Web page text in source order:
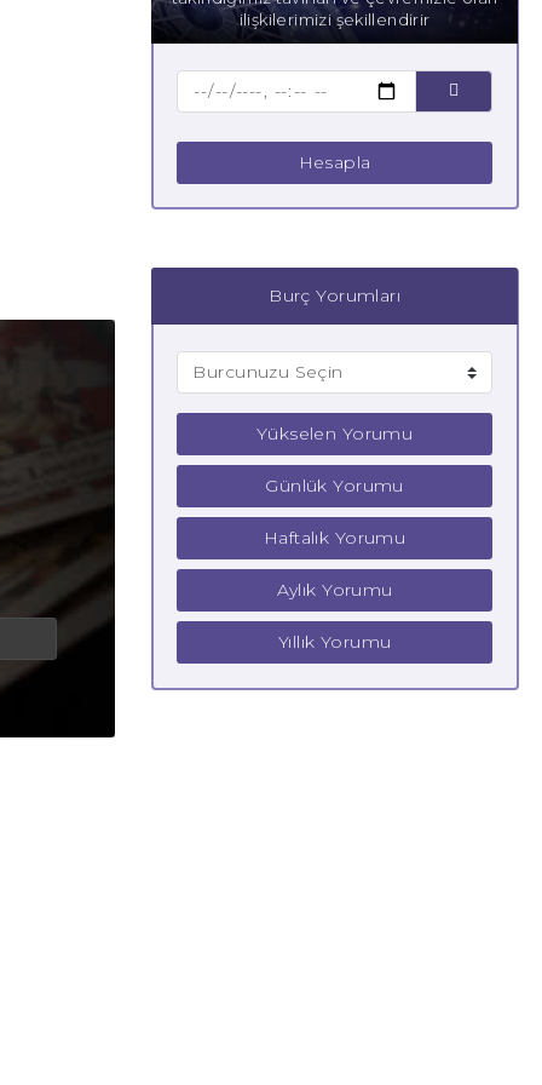
ilişkilerimizi şekillendirir
Hesapla
Burç Yorumları
Yükselen Yorumu
Günlük Yorumu
Haftalık Yorumu
Aylık Yorumu
Yıllık Yorumu